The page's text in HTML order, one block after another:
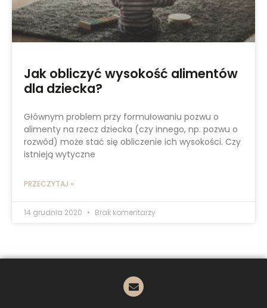
Jak obliczyć wysokość alimentów
dla dziecka?
Głównym problem przy formułowaniu pozwu o
alimenty na rzecz dziecka (czy innego, np. pozwu o
rozwód) może stać się obliczenie ich wysokości. Czy
istnieją wytyczne
PRZECZYTAJ »
14 grudnia 2020 Brak komentarzy